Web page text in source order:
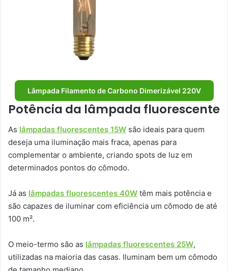
Lâmpada Filamento de Carbono Dimerizável 220V
Potência da lâmpada fluorescente
As lâmpadas fluorescentes 15W são ideais para quem
deseja uma iluminação mais fraca, apenas para
complementar o ambiente, criando spots de luz em
determinados pontos do cômodo.
Já as lâmpadas fluorescentes 40W têm mais potência e
são capazes de iluminar com eficiência um cômodo de até
100 m².
O meio-termo são as lâmpadas fluorescentes 25W,
utilizadas na maioria das casas. Iluminam bem um cômodo